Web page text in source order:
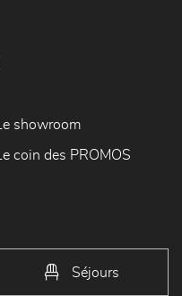
Le showroom
Le coin des PROMOS
Séjours